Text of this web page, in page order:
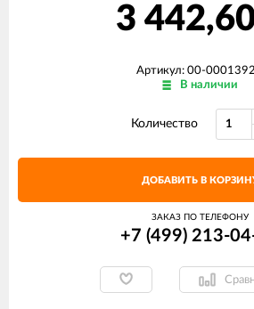
3
Артикул: 00-
В наличии
Количество
ДОБАВИТЬ В
ЗАКАЗ ПО ТЕЛЕФОНУ
+7 (499) 213-